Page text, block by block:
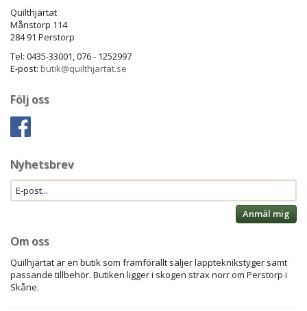
Quilthjärtat
Månstorp 114
284 91 Perstorp
Tel: 0435-33001, 076 - 1252997
E-post: butik@quilthjartat.se
Följ oss
Nyhetsbrev
Anmäl mig
Om oss
Quilhjärtat är en butik som framförallt säljer lappteknikstyger samt
passande tillbehör. Butiken ligger i skogen strax norr om Perstorp i
Skåne.